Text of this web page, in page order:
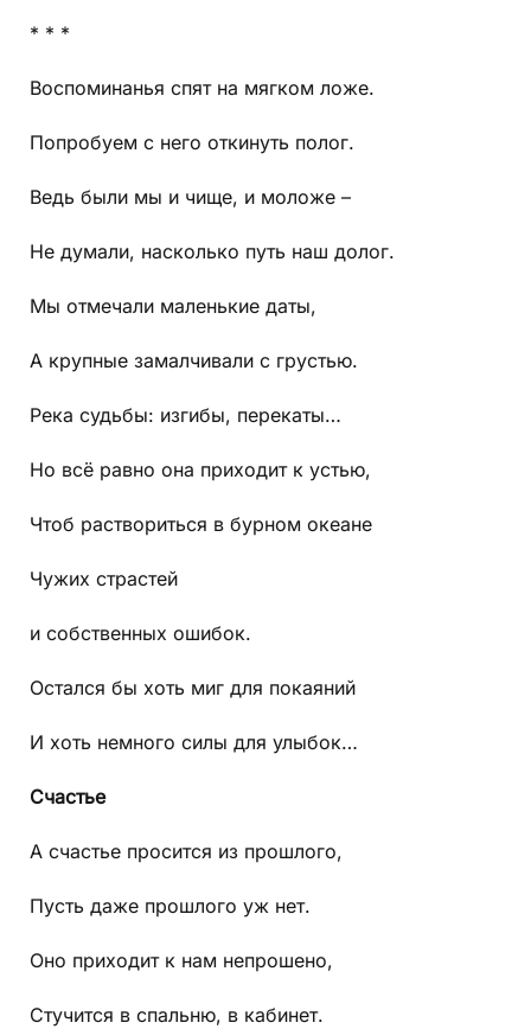
* * *
Воспоминанья спят на мягком ложе.
Попробуем с него откинуть полог.
Ведь были мы и чище, и моложе –
Не думали, насколько путь наш долог.
Мы отмечали маленькие даты,
А крупные замалчивали с грустью.
Река судьбы: изгибы, перекаты…
Но всё равно она приходит к устью,
Чтоб раствориться в бурном океане
Чужих страстей
и собственных ошибок.
Остался бы хоть миг для покаяний
И хоть немного силы для улыбок…
Счастье
А счастье просится из прошлого,
Пусть даже прошлого уж нет.
Оно приходит к нам непрошено,
Стучится в спальню, в кабинет.